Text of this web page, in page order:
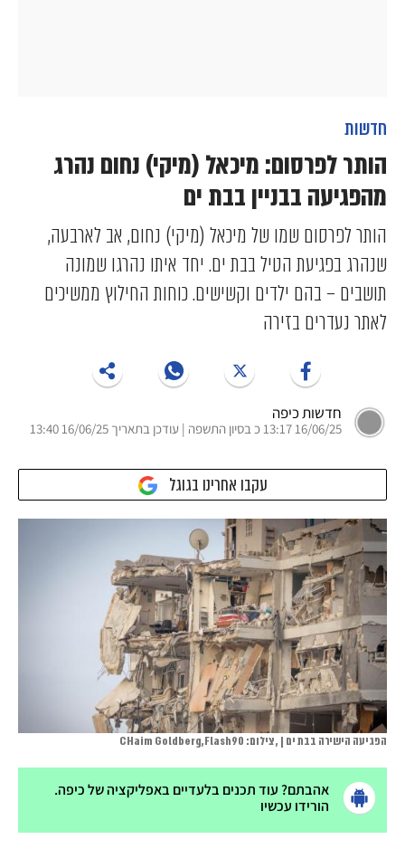
חדשות
הותר לפרסום: מיכאל (מיקי) נחום נהרג
מהפגיעה בבניין בבת ים
הותר לפרסום שמו של מיכאל (מיקי) נחום, אב לארבעה,
שנהרג בפגיעת הטיל בבת ים. יחד איתו נהרגו שמונה
תושבים – בהם ילדים וקשישים. כוחות החילוץ ממשיכים
לאתר נעדרים בזירה
חדשות כיפה
16/06/25 13:17 כ בסיון התשפה | עודכן בתאריך 16/06/25 13:40
עקבו אחרינו בגוגל
הפגיעה הישירה בבת ים | , צילום: CHaim Goldberg,Flash90
אהבתם? עוד תכנים בלעדיים באפליקציה של כיפה.
הורידו עכשיו